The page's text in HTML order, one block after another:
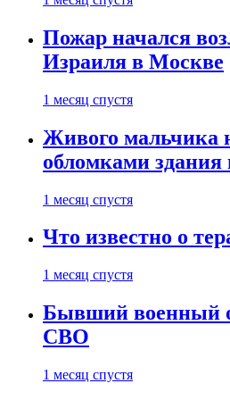
Пожар начался
Израиля в Москве
1 месяц спустя
Живого мальчика
обломками здания
1 месяц спустя
Что известно о
1 месяц спустя
Бывший военный
СВО
1 месяц спустя